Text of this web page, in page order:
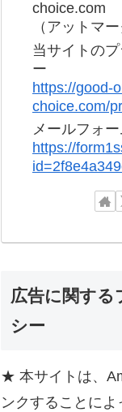
choice.com
（アットマー
当サイトの
ー
https://good-
choice.com/
メールフォー
https://
広告に関する
シー
★ 本サイトは、
ンクすることに